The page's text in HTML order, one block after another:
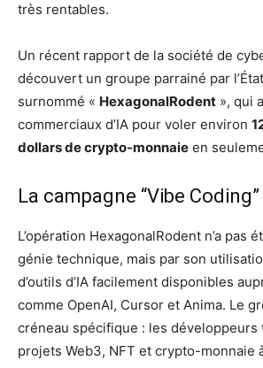
très rentables.
Un récent rapport de la société de
découvert un groupe parrainé par
surnommé « HexagonalRodent », qui
commerciaux d’IA pour voler environ
dollars de crypto-monnaie en
La campagne “Vibe Coding”
L’opération HexagonalRodent n’a pas
génie technique, mais par son
d’outils d’IA facilement disponibles
comme OpenAI, Cursor et Anima. Le
créneau spécifique : les développeurs
projets Web3, NFT et crypto-monnaie